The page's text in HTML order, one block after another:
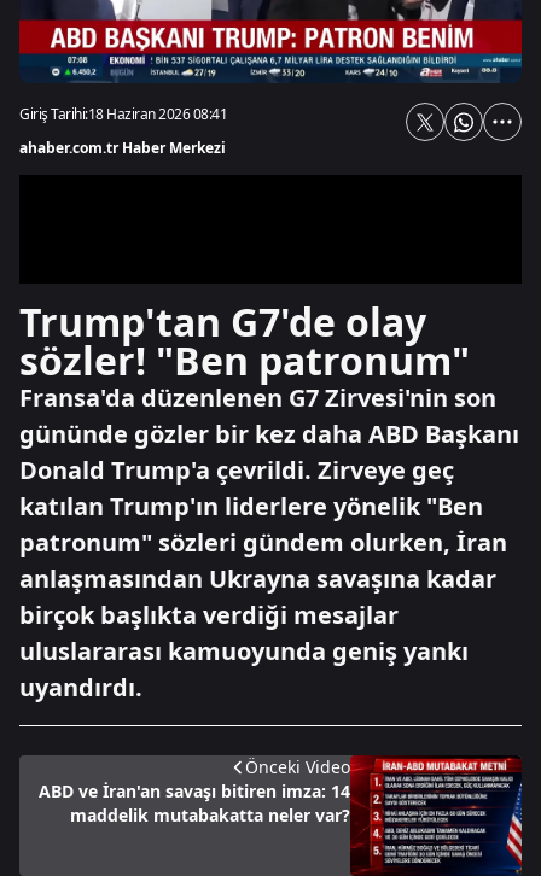
Giriş Tarihi:18 Haziran 2026 08:41
ahaber.com.tr Haber Merkezi
Trump'tan G7'de olay
sözler! "Ben patronum"
Fransa'da düzenlenen G7 Zirvesi'nin son
gününde gözler bir kez daha ABD Başkanı
Donald Trump'a çevrildi. Zirveye geç
katılan Trump'ın liderlere yönelik "Ben
patronum" sözleri gündem olurken, İran
anlaşmasından Ukrayna savaşına kadar
birçok başlıkta verdiği mesajlar
uluslararası kamuoyunda geniş yankı
uyandırdı.
Önceki Video
ABD ve İran'an savaşı bitiren imza: 14
maddelik mutabakatta neler var?